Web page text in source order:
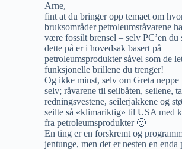
Arne,
fint at du bringer opp temaet om
bruksområder petroleumsråvarene
være fossilt brensel – selv PC’en du
dette på er i hovedsak basert på
petroleumsprodukter såvel som de
funksjonelle brillene du trenger!
Og ikke minst, selv om Greta neppe
selv; råvarene til seilbåten, seilene,
redningsvestene, seilerjakkene og
seilte så «klimariktig» til USA med
fra petroleumsprodukter 🙂
En ting er en forskremt og
jentunge, men det er nesten en enda